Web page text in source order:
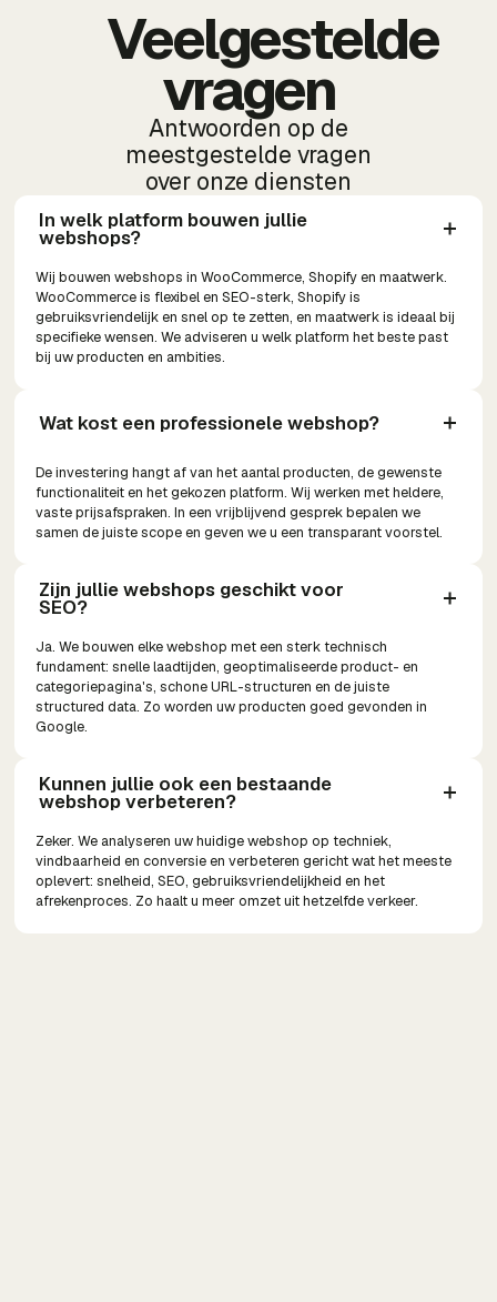
Veelgestelde
vragen
Antwoorden op de
meestgestelde vragen
over onze diensten
In welk platform bouwen jullie
webshops?
Wij bouwen webshops in WooCommerce, Shopify en maatwerk.
WooCommerce is flexibel en SEO-sterk, Shopify is
gebruiksvriendelijk en snel op te zetten, en maatwerk is ideaal bij
specifieke wensen. We adviseren u welk platform het beste past
bij uw producten en ambities.
Wat kost een professionele webshop?
De investering hangt af van het aantal producten, de gewenste
functionaliteit en het gekozen platform. Wij werken met heldere,
vaste prijsafspraken. In een vrijblijvend gesprek bepalen we
samen de juiste scope en geven we u een transparant voorstel.
Zijn jullie webshops geschikt voor
SEO?
Ja. We bouwen elke webshop met een sterk technisch
fundament: snelle laadtijden, geoptimaliseerde product- en
categoriepagina's, schone URL-structuren en de juiste
structured data. Zo worden uw producten goed gevonden in
Google.
Kunnen jullie ook een bestaande
webshop verbeteren?
Zeker. We analyseren uw huidige webshop op techniek,
vindbaarheid en conversie en verbeteren gericht wat het meeste
oplevert: snelheid, SEO, gebruiksvriendelijkheid en het
afrekenproces. Zo haalt u meer omzet uit hetzelfde verkeer.